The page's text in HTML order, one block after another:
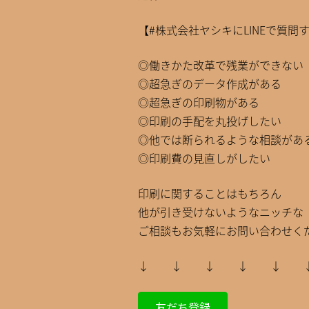
【#株式会社ヤシキにLINEで質問
◎働きかた改革で残業ができない
◎超急ぎのデータ作成がある
◎超急ぎの印刷物がある
◎印刷の手配を丸投げしたい
◎他では断られるような相談があ
◎印刷費の見直しがしたい
印刷に関することはもちろん
他が引き受けないようなニッチな
ご相談もお気軽にお問い合わせく
↓ ↓ ↓ ↓ ↓